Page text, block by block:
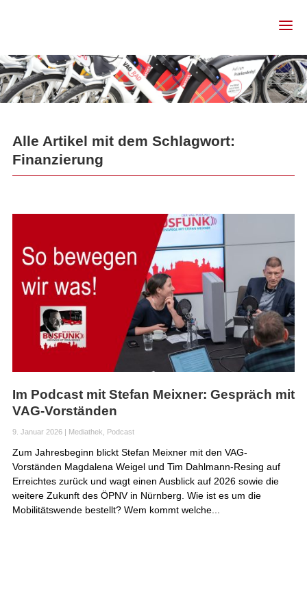
Alle Artikel mit dem Schlagwort:
Finanzierung
Im Podcast mit Stefan Meixner: Gespräch mit
VAG-Vorständen
9. Januar 2026| Mediathek Podcast
Zum Jahresbeginn blickt Stefan Meixner mit den VAG-
Vorständen Magdalena Weigel und Tim Dahlmann-Resing auf
Erreichtes zurück und wagt einen Ausblick auf 2026 sowie die
weitere Zukunft des ÖPNV in Nürnberg. Wie ist es um die
Mobilitätswende bestellt? Wem kommt welche...